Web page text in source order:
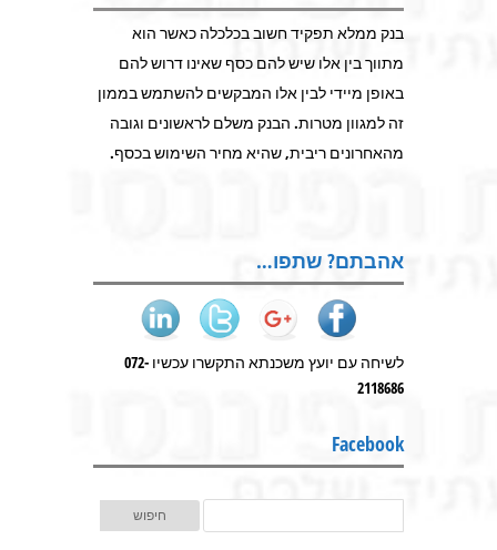
בנק ממלא תפקיד חשוב בכלכלה כאשר הוא
מתווך בין אלו שיש להם כסף שאינו דרוש להם
באופן מיידי לבין אלו המבקשים להשתמש בממון
זה למגוון מטרות. הבנק משלם לראשונים וגובה
מהאחרונים ריבית, שהיא מחיר השימוש בכסף.
אהבתם? שתפו…
לשיחה עם יועץ משכנתא התקשרו עכשיו 072-
2118686
Facebook